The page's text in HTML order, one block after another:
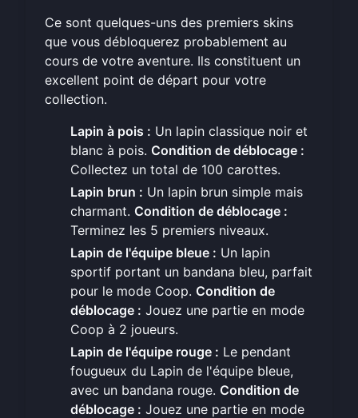
Ce sont quelques-uns des premiers skins
que vous débloquerez probablement au
cours de votre aventure. Ils constituent un
excellent point de départ pour votre
collection.
Lapin à pois : Un lapin classique noir et
blanc à pois. Condition de déblocage :
Collectez un total de 100 carottes.
Lapin brun : Un lapin brun simple mais
charmant. Condition de déblocage :
Terminez les 5 premiers niveaux.
Lapin de l'équipe bleue : Un lapin
sportif portant un bandana bleu, parfait
pour le mode Coop. Condition de
déblocage : Jouez une partie en mode
Coop à 2 joueurs.
Lapin de l'équipe rouge : Le pendant
fougueux du Lapin de l'équipe bleue,
avec un bandana rouge. Condition de
déblocage : Jouez une partie en mode